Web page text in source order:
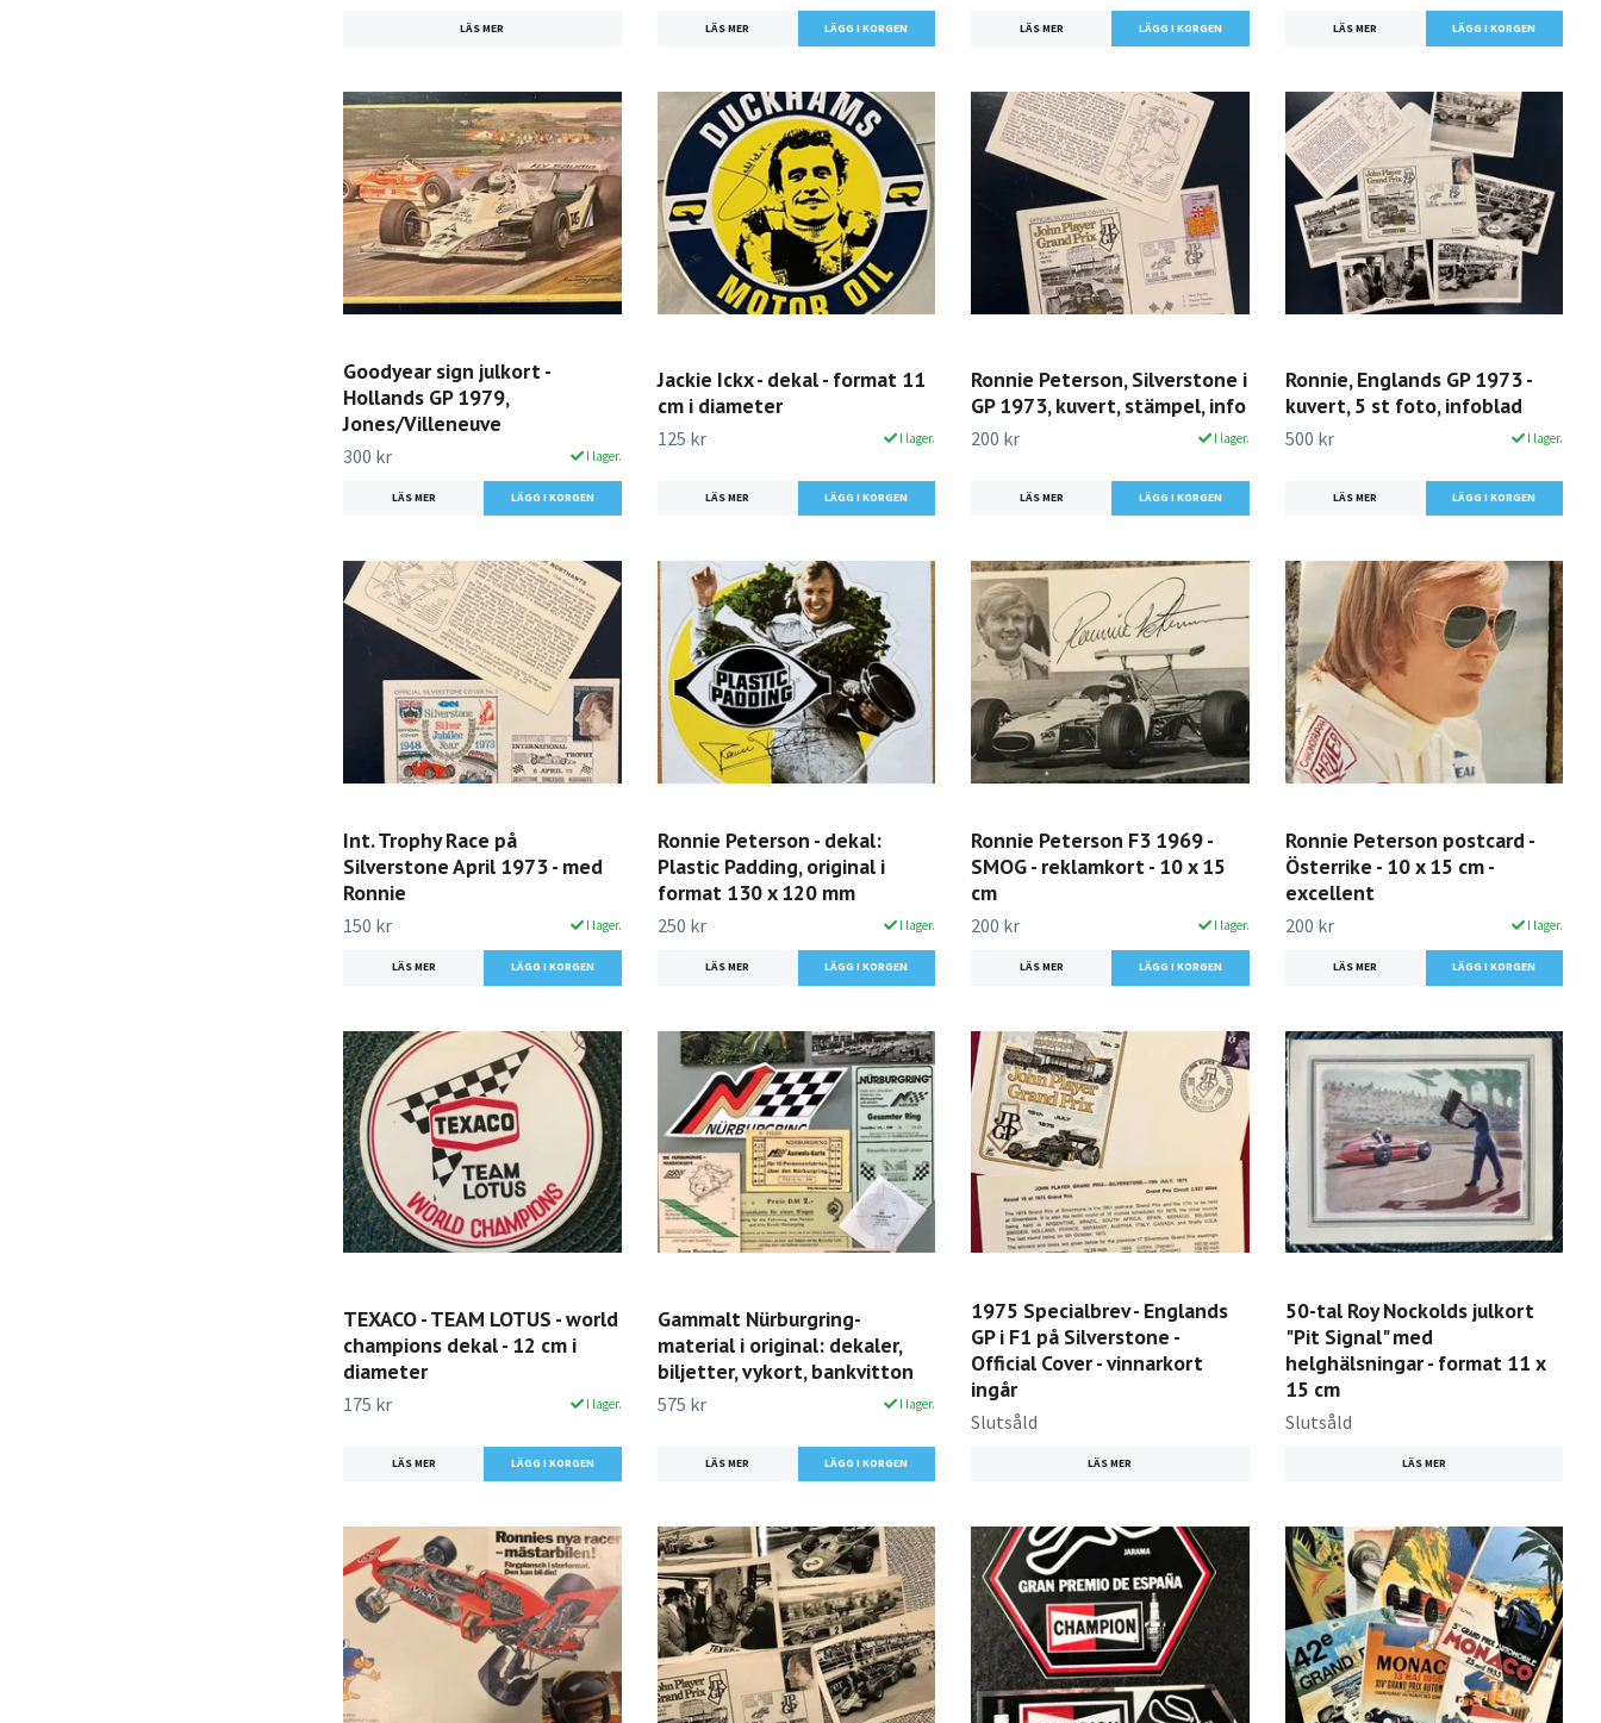
LÄS MER LÄS MER LÄS MER LÄS MER
Goodyear sign julkort -
Hollands GP 1979,
Jones/Villeneuve
300 kr I lager.
LÄS MER
Jackie Ickx - dekal - format 11
cm i diameter
125 kr I lager.
LÄS MER
Ronnie Peterson, Silverstone i
GP 1973, kuvert, stämpel, info
200 kr I lager.
LÄS MER
Ronnie, Englands GP 1973 -
kuvert, 5 st foto, infoblad
500 kr I lager.
LÄS MER
Int. Trophy Race på
Silverstone April 1973 - med
Ronnie
150 kr I lager.
LÄS MER
Ronnie Peterson - dekal:
Plastic Padding, original i
format 130 x 120 mm
250 kr I lager.
LÄS MER
Ronnie Peterson F3 1969 -
SMOG - reklamkort - 10 x 15
cm
200 kr I lager.
LÄS MER
Ronnie Peterson postcard -
Österrike - 10 x 15 cm -
excellent
200 kr I lager.
LÄS MER
TEXACO - TEAM LOTUS - world
champions dekal - 12 cm i
diameter
175 kr I lager.
LÄS MER
Gammalt Nürburgring-
material i original: dekaler,
biljetter, vykort, bankvitton
575 kr I lager.
LÄS MER
1975 Specialbrev - Englands
GP i F1 på Silverstone -
Official Cover - vinnarkort
ingår
Slutsåld
LÄS MER
50-tal Roy Nockolds julkort
"Pit Signal" med
helghälsningar - format 11 x
15 cm
Slutsåld
LÄS MER